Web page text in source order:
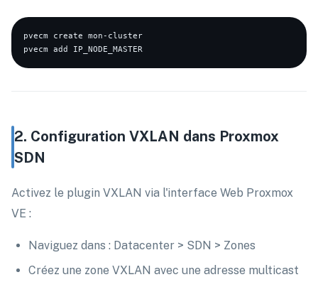
pvecm create mon-cluster
2. Configuration VXLAN dans Proxmox
SDN
Activez le plugin VXLAN via l'interface Web Proxmox
VE :
Naviguez dans : Datacenter > SDN > Zones
Créez une zone VXLAN avec une adresse multicast